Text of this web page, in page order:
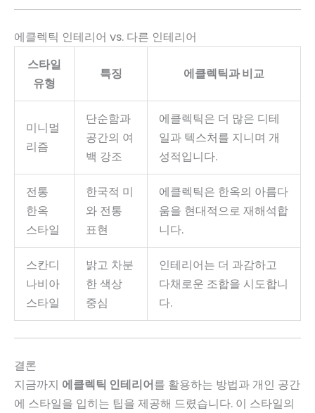
에클렉틱 인테리어 vs. 다른 인테리어
스타일
유형
특징 에클렉틱과 비교
미니멀
리즘
단순함과
공간의 여
백 강조
에클렉틱은 더 많은 디테
일과 텍스처를 지니며 개
성적입니다.
전통
한옥
스타일
한국적 미
와 전통
표현
에클렉틱은 한옥의 아름다
움을 현대적으로 재해석합
니다.
스칸디
나비아
스타일
밝고 차분
한 색상
중심
인테리어는 더 과감하고
다채로운 조합을 시도합니
다.
결론
지금까지 에클렉틱 인테리어를 활용하는 방법과 개인 공간
에 스타일을 입히는 팁을 제공해 드렸습니다. 이 스타일의